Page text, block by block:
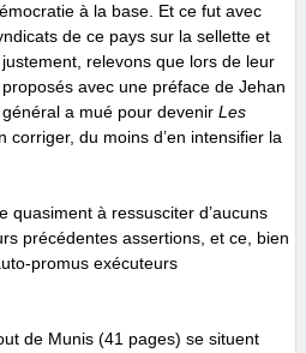
à la base. Et ce fut avec
de ce pays sur la sellette et
relevons que lors de leur
avec une préface de Jehan
a mué pour devenir Les
corriger, du moins d’en intensifier la
quasiment à ressusciter d’aucuns
précédentes assertions, et ce, bien
promus exécuteurs
de Munis (41 pages) se situent